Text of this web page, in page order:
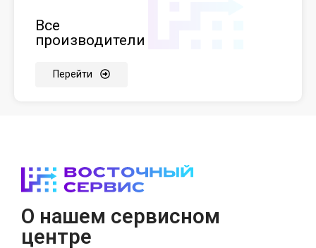
Все
производители
Перейти
О нашем сервисном
центре